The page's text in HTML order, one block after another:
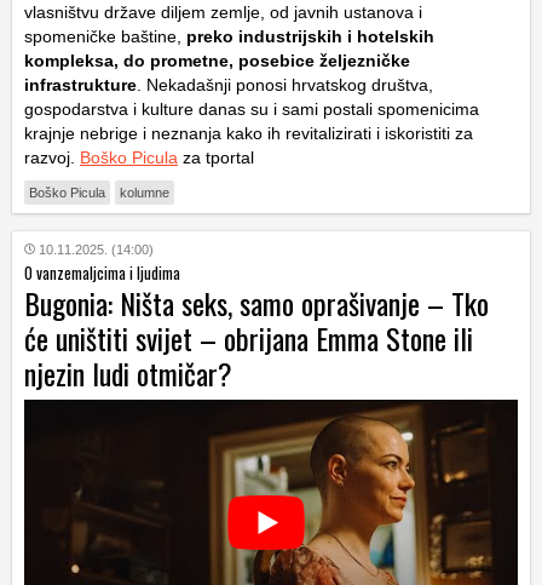
vlasništvu države diljem zemlje, od javnih ustanova i
spomeničke baštine, preko industrijskih i hotelskih
kompleksa, do prometne, posebice željezničke
infrastrukture . Nekadašnji ponosi hrvatskog društva,
gospodarstva i kulture danas su i sami postali spomenicima
krajnje nebrige i neznanja kako ih revitalizirati i iskoristiti za
razvoj. Boško Picula za tportal
Boško Picula kolumne
10.11.2025. (14:00)
O vanzemaljcima i ljudima
Bugonia: Ništa seks, samo oprašivanje – Tko
će uništiti svijet – obrijana Emma Stone ili
njezin ludi otmičar?